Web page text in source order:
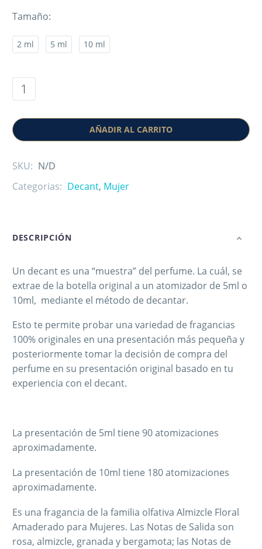
Tamaño
2 ml 5 ml 10 ml
AÑADIR AL CARRITO
SKU: N/D
Categorias: Decant, Mujer
DESCRIPCIÓN
Un decant es una “muestra” del perfume. La cuál, se
extrae de la botella original a un atomizador de 5ml o
10ml, mediante el método de decantar.
Esto te permite probar una variedad de fragancias
100% originales en una presentación más pequeña y
posteriormente tomar la decisión de compra del
perfume en su presentación original basado en tu
experiencia con el decant.
La presentación de 5ml tiene 90 atomizaciones
aproximadamente.
La presentación de 10ml tiene 180 atomizaciones
aproximadamente.
Es una fragancia de la familia olfativa Almizcle Floral
Amaderado para Mujeres. Las Notas de Salida son
rosa, almizcle, granada y bergamota; las Notas de